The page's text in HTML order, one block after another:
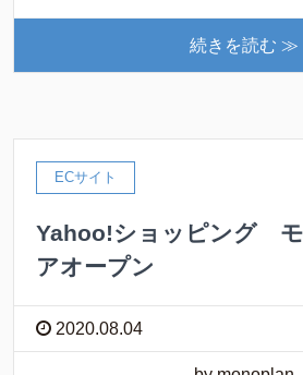
続きを読む ≫
ECサイト
Yahoo!ショッピング モ
アオープン
2020.08.04